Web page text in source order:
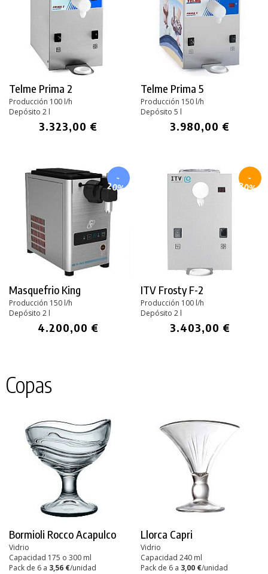
Telme Prima 2
Producción 100 l/h
Depósito 2 l
3.323,00 €
Telme Prima 5
Producción 150 l/h
Depósito 5 l
3.980,00 €
-
20%
Masquefrio King
Producción 150 l/h
Depósito 2 l
4.200,00 €
-
30%
ITV Frosty F-2
Producción 100 l/h
Depósito 2 l
3.403,00 €
Copas
Bormioli Rocco Acapulco
Vidrio
Capacidad 175 o 300 ml
Pack de 6 a 3,56 €/unidad
Llorca Capri
Vidrio
Capacidad 240 ml
Pack de 6 a 3,00 €/unidad